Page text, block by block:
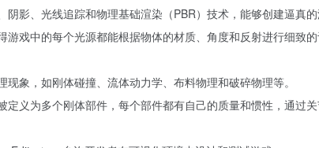
影、光线追踪和物理基础渲染（PBR）技术，能够创建逼真
戏中的每个光源都能根据物体的材质、角度和反射进行细致
象，如刚体碰撞、流体动力学、布料物理和破碎物理等。
义为多个刚体部件，每个部件都有自己的质量和惯性，通过